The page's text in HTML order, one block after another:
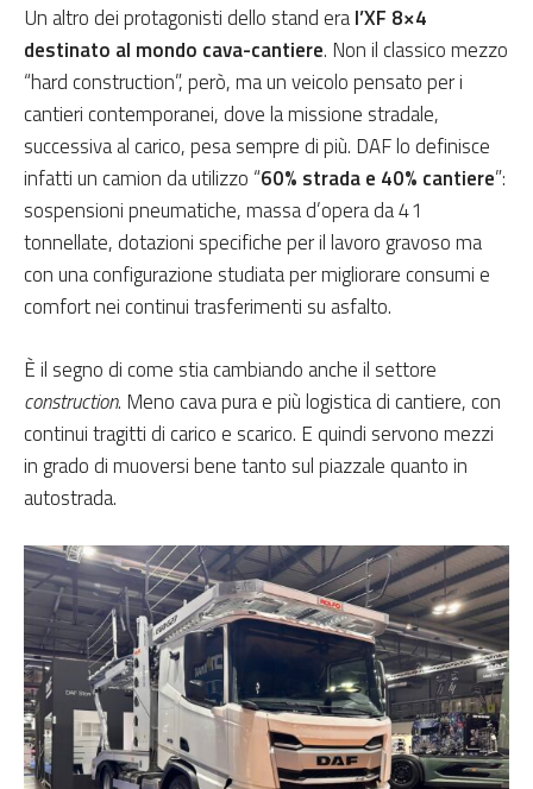
Un altro dei protagonisti dello stand eral’XF 8×4
destinato al mondo cava-cantiere. Non il classico mezzo
“hard construction”, però, ma un veicolo pensato per i
cantieri contemporanei, dove la missione stradale,
successiva al carico, pesa sempre di più. DAF lo definisce
infatti un camion da utilizzo “60% strada e 40% cantiere”:
sospensioni pneumatiche, massa d’opera da 41
tonnellate, dotazioni specifiche per il lavoro gravoso ma
con una configurazione studiata per migliorare consumi e
comfort nei continui trasferimenti su asfalto.
È il segno di come stia cambiando anche il settore
construction. Meno cava pura e più logistica di cantiere, con
continui tragitti di carico e scarico. E quindi servono mezzi
in grado di muoversi bene tanto sul piazzale quanto in
autostrada.